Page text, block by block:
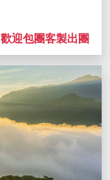
歡迎包團客製出團